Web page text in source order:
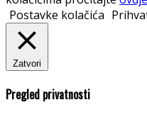
Postavke kolačića
Zatvori
Pregled privatnosti